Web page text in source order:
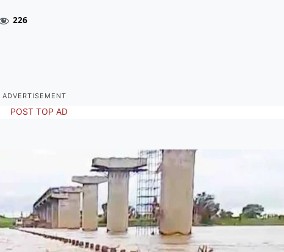
226
ADVERTISEMENT